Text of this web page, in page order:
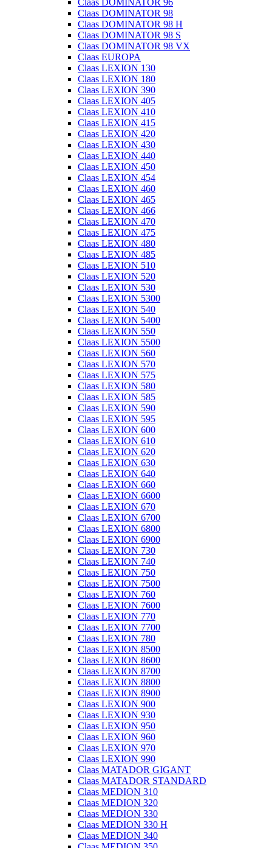
Claas DOMINATOR 96
Claas DOMINATOR 98
Claas DOMINATOR 98 H
Claas DOMINATOR 98 S
Claas DOMINATOR 98 VX
Claas EUROPA
Claas LEXION 130
Claas LEXION 180
Claas LEXION 390
Claas LEXION 405
Claas LEXION 410
Claas LEXION 415
Claas LEXION 420
Claas LEXION 430
Claas LEXION 440
Claas LEXION 450
Claas LEXION 454
Claas LEXION 460
Claas LEXION 465
Claas LEXION 466
Claas LEXION 470
Claas LEXION 475
Claas LEXION 480
Claas LEXION 485
Claas LEXION 510
Claas LEXION 520
Claas LEXION 530
Claas LEXION 5300
Claas LEXION 540
Claas LEXION 5400
Claas LEXION 550
Claas LEXION 5500
Claas LEXION 560
Claas LEXION 570
Claas LEXION 575
Claas LEXION 580
Claas LEXION 585
Claas LEXION 590
Claas LEXION 595
Claas LEXION 600
Claas LEXION 610
Claas LEXION 620
Claas LEXION 630
Claas LEXION 640
Claas LEXION 660
Claas LEXION 6600
Claas LEXION 670
Claas LEXION 6700
Claas LEXION 6800
Claas LEXION 6900
Claas LEXION 730
Claas LEXION 740
Claas LEXION 750
Claas LEXION 7500
Claas LEXION 760
Claas LEXION 7600
Claas LEXION 770
Claas LEXION 7700
Claas LEXION 780
Claas LEXION 8500
Claas LEXION 8600
Claas LEXION 8700
Claas LEXION 8800
Claas LEXION 8900
Claas LEXION 900
Claas LEXION 930
Claas LEXION 950
Claas LEXION 960
Claas LEXION 970
Claas LEXION 990
Claas MATADOR GIGANT
Claas MATADOR STANDARD
Claas MEDION 310
Claas MEDION 320
Claas MEDION 330
Claas MEDION 330 H
Claas MEDION 340